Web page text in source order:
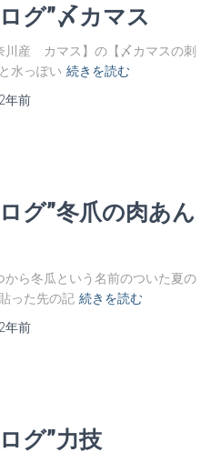
グ”〆カマス
川産 カマス】の【〆カマスの刺
水っぽい 続きを読む
年前
グ”冬爪の肉あん
から冬瓜という名前のついた夏の
った先の記 続きを読む
年前
グ”力技